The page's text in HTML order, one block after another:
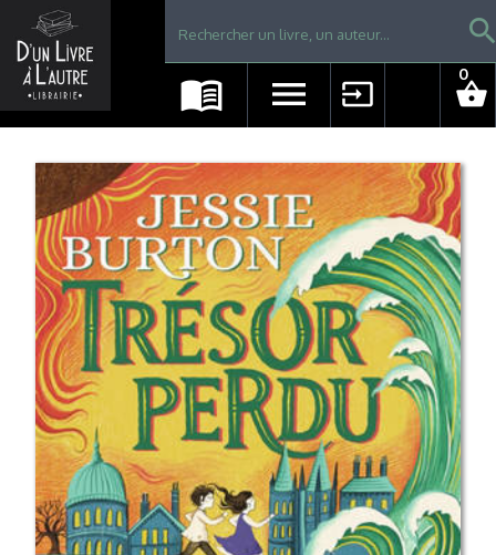
Librairie D'un livre à l'autre - Avranches
menu_book menu input shopping_basket
0